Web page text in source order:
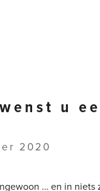
u
2020
… en in niets